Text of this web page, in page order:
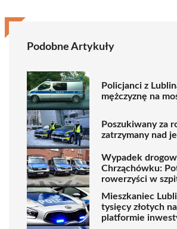
Podobne Artykuły
Policjanci z
mężczyznę na
Poszukiwany za
zatrzymany nad
Wypadek
Chrząchówku:
rowerzyści w
Mieszkaniec
tysięcy złotych
platformie